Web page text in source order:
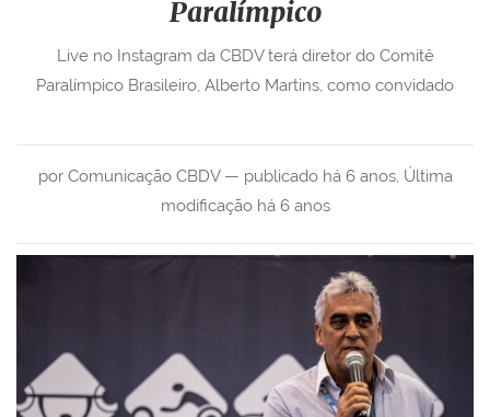
Paralímpico
por Comunicação CBDV — publicado há 6 anos, Última
modificação há 6 anos
Live no Instagram da CBDV terá diretor do Comitê
Paralímpico Brasileiro, Alberto Martins, como convidado